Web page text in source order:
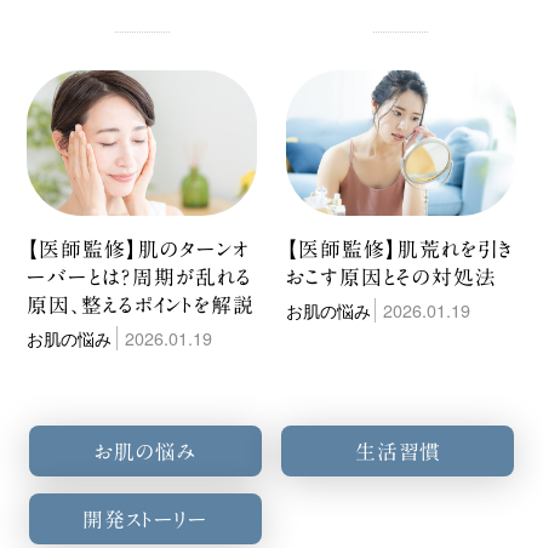
【医師監修】肌のターンオ
ーバーとは？周期が乱れる
原因、整えるポイントを解説
お肌の悩み 2026.01.19
【医師監修】肌荒れを引き
おこす原因とその対処法
お肌の悩み 2026.01.19
お肌の悩み 生活習慣
開発ストーリー